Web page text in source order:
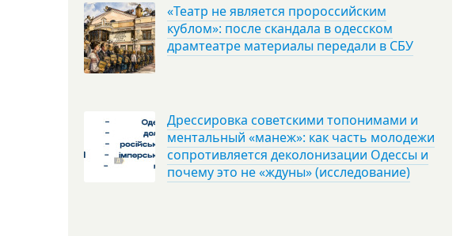
«Театр не является пророссийским
кублом»: после скандала в одесском
драмтеатре материалы передали в СБУ
Дрессировка советскими топонимами и
ментальный «манеж»: как часть молодежи
сопротивляется деколонизации Одессы и
почему это не «ждуны» (исследование)